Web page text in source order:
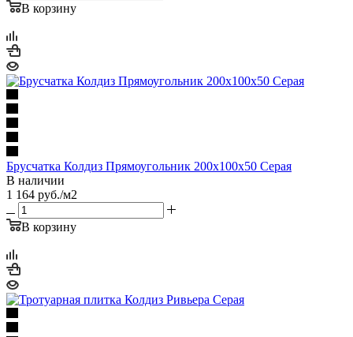
В корзину
Брусчатка Колдиз Прямоугольник 200х100х50 Серая
В наличии
1 164 руб./м2
В корзину